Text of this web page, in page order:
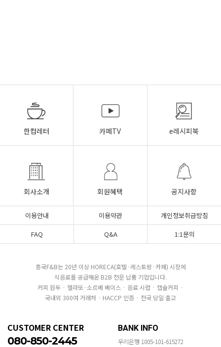
한컵레터 카페TV e레시피북
회사소개 회원혜택 공지사항
이용안내 이용약관
개인정보취급방침
FAQ
Q&A 1:1문의
흥국F&B는 20년 이상 HORECA(호텔·레스토랑·카페) 시장에
식음료를 공급해온 B2B 전문 납품 기업입니다.
커피 원두 · 젤라또·소르베 베이스 · 음료 시럽 · 캡슐커피 ·
국내외 300여 거래처 · HACCP 인증 · 전국 당일 출고
CUSTOMER CENTER
080-850-2445
BANK INFO
우리은행 1005-101-615272